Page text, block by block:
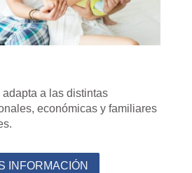
a las distintas
económicas y familiares
INFORMACIÓN